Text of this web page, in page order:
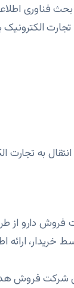
فناوری
به تجارت
دارو از
شرکت فروش